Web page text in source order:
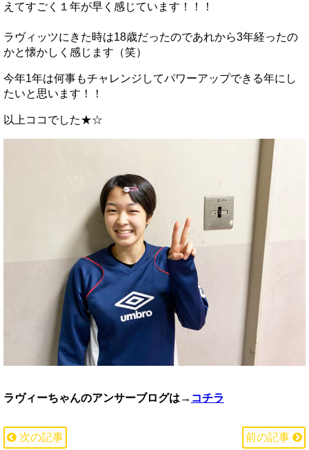
えてすごく１年が早く感じています！！！
ラヴィッツにきた時は18歳だったのであれから3年経ったの
かと懐かしく感じます（笑）
今年1年は何事もチャレンジしてパワーアップできる年にし
たいと思います！！
以上ココでした★☆
ラヴィーちゃんのアンサーブログは→ コチラ
次の記事 前の記事